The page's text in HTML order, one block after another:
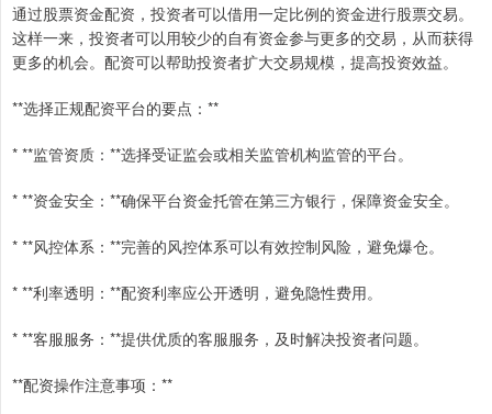
通过股票资金配资，投资者可以借用一定比例的资金进行股票交易。
这样一来，投资者可以用较少的自有资金参与更多的交易，从而获得
更多的机会。配资可以帮助投资者扩大交易规模，提高投资效益。
**选择正规配资平台的要点：**
* **监管资质：**选择受证监会或相关监管机构监管的平台。
* **资金安全：**确保平台资金托管在第三方银行，保障资金安全。
* **风控体系：**完善的风控体系可以有效控制风险，避免爆仓。
* **利率透明：**配资利率应公开透明，避免隐性费用。
* **客服服务：**提供优质的客服服务，及时解决投资者问题。
**配资操作注意事项：**